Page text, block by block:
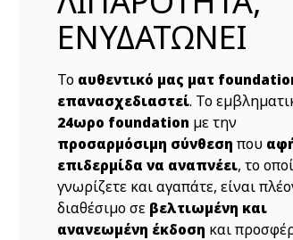
ΕΝΥΔΑΤΩΝΕΙ
Το αυθεντικό μας ματ
επανασχεδιαστεί. Το
24ωρο foundation με την
προσαρμόσιμη σύνθεση που
επιδερμίδα να αναπνέει, το
γνωρίζετε και αγαπάτε, είναι
διαθέσιμο σε βελτιωμένη και
ανανεωμένη έκδοση και